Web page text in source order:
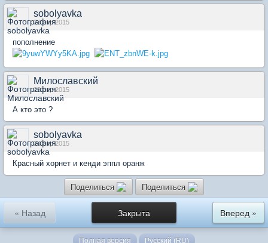
sobolyavka
23 апр 2015
пополнение
Милославский
23 апр 2015
А кто это ?
sobolyavka
24 апр 2015
Красный хорнет и кенди эппл оранж
Поделиться Поделиться
Закрыта
« Назад Вперед »
Полная версия Русский (RU)